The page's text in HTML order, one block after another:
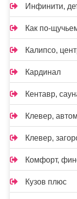
Инфинити,
Как по-
Калипсо,
Кардинал
Кентавр,
Клевер,
Клевер,
Комфорт,
Кузов плюс